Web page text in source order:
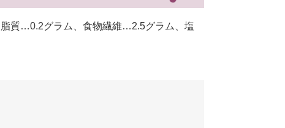
質…0.2グラム、食物繊維…2.5グラム、塩